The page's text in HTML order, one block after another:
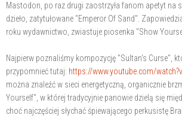
Mastodon, po raz drugi zaostrzyła fanom apetyt na
dzieło, zatytułowane "Emperor Of Sand".
roku wydawnictwo, zwiastuje piosenka "Show
Najpierw poznaliśmy kompozycję "Sultan's Curse",
przypomnieć tutaj: https://www.youtube.com/
można znaleźć w sieci energetyczną, organicznie
Yourself", w której tradycyjnie panowie dzielą się
choć najczęściej słychać śpiewającego perkusistę